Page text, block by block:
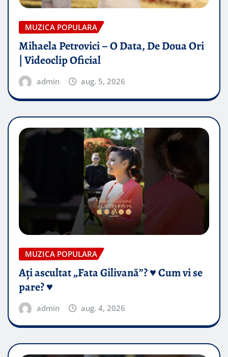
MUZICA POPULARA
Mihaela Petrovici – O Data, De Doua Ori
| Videoclip Oficial
admin aug. 5, 2026
MUZICA POPULARA
Ați ascultat „Fata Gilivană”? ♥️ Cum vi se
pare? ♥️
admin aug. 4, 2026